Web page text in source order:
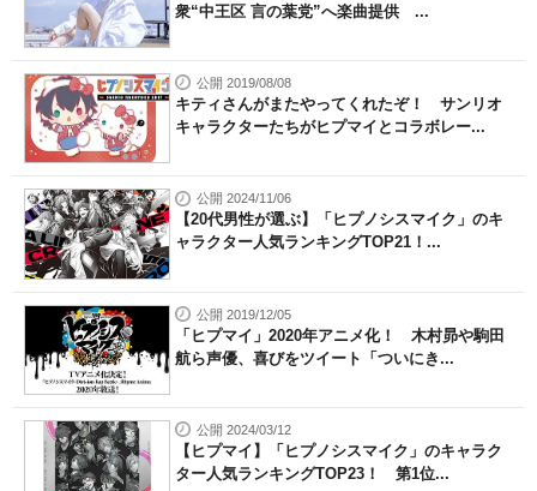
衆“中王区 言の葉党”へ楽曲提供 ...
公開 2019/08/08
キティさんがまたやってくれたぞ！ サンリオ
キャラクターたちがヒプマイとコラボレー...
公開 2024/11/06
【20代男性が選ぶ】「ヒプノシスマイク」のキ
ャラクター人気ランキングTOP21！...
公開 2019/12/05
「ヒプマイ」2020年アニメ化！ 木村昴や駒田
航ら声優、喜びをツイート「ついにき...
公開 2024/03/12
【ヒプマイ】「ヒプノシスマイク」のキャラク
ター人気ランキングTOP23！ 第1位...